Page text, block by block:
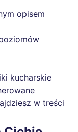
opisem
kucharskie
w treści